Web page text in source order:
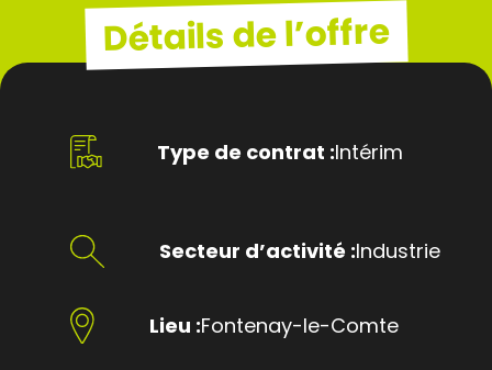
Détails de l’offre
Type de contrat :Intérim
Secteur d’activité :Industrie
Lieu :Fontenay-le-Comte